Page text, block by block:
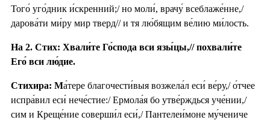
Того́ уго́дник и́скренний;/ но моли́, врачу́ всеблаже́нне,/
дарова́ти ми́ру мир тверд// и тя лю́бящим ве́лию ми́лость.
На 2. Стих: Хвали́те Го́спода вси язы́цы,// похвали́те
Его́ вси лю́дие.
Стихира: Ма́тере благочести́выя возжела́л еси́ ве́ру,/ о́тчее
испра́вил еси́ нече́стие:/ Ермола́я бо утве́рждься уче́нии,/
сим и Креще́ние соверши́л еси́,/ Пантелеи́моне му́чениче